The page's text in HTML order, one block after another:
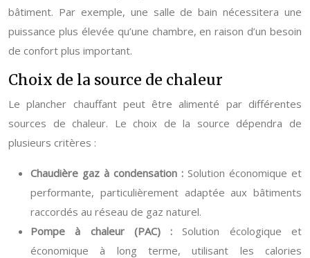
bâtiment. Par exemple, une salle de bain nécessitera une
puissance plus élevée qu’une chambre, en raison d’un besoin
de confort plus important.
Choix de la source de chaleur
Le plancher chauffant peut être alimenté par différentes
sources de chaleur. Le choix de la source dépendra de
plusieurs critères :
Chaudière gaz à condensation : Solution économique et
performante, particulièrement adaptée aux bâtiments
raccordés au réseau de gaz naturel.
Pompe à chaleur (PAC) :Solution écologique et
économique à long terme, utilisant les calories